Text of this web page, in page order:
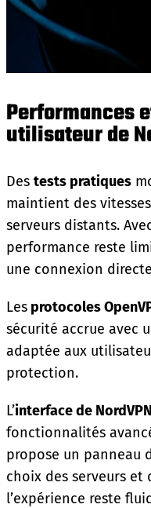
Performances
utilisateur de
Des tests pratiques
maintient des
serveurs distants.
performance reste
une connexion
Les protocoles
sécurité accrue avec
adaptée aux
protection.
L’interface de NordVPN
fonctionnalités
propose un panneau
choix des serveurs et
l’expérience reste